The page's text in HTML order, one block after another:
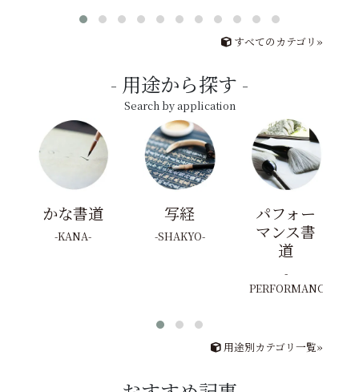
すべてのカテゴリ»
用途から探す
Search by application
かな書道
KANA
写経
SHAKYO
パフォー
マンス書
道
PERFORMANCE
用途別カテゴリ一覧»